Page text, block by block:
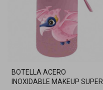
BOTELLA ACERO
INOXIDABLE MAKEUP SUPER